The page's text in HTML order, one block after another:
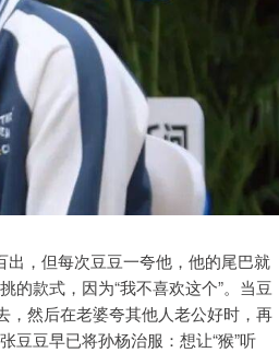
，但每次豆豆一夸他，他的尾巴就
的款式，因为“我不喜欢这个”。当豆
，然后在老婆夸其他人老公好时，再
豆豆早已将孙杨治服：想让“猴”听